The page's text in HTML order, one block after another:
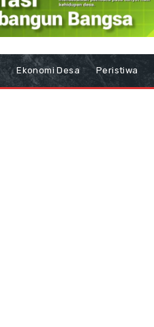
Ekonomi Desa Peristiwa